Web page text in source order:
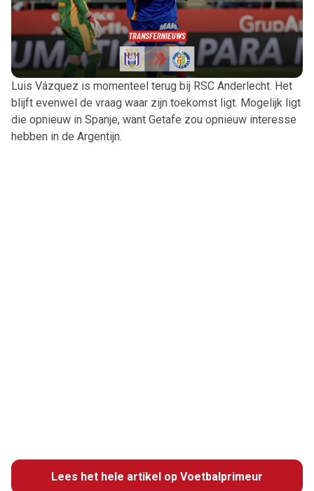
Luis Vázquez is momenteel terug bij RSC Anderlecht. Het
blijft evenwel de vraag waar zijn toekomst ligt. Mogelijk ligt
die opnieuw in Spanje, want Getafe zou opnieuw interesse
hebben in de Argentijn.
Lees het hele artikel op Voetbalprimeur